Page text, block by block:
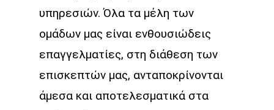
υπηρεσιών. Όλα τα μέλη των
ομάδων μας είναι ενθουσιώδεις
επαγγελματίες, στη διάθεση των
επισκεπτών μας, ανταποκρίνονται
άμεσα και αποτελεσματικά στα